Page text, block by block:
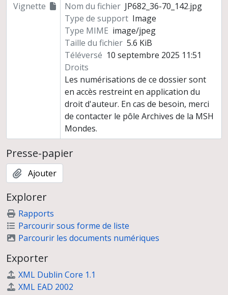
Vignette
Nom du fichier JP682_36-70_142.jpg
Type de support Image
Type MIME image/jpeg
Taille du fichier 5.6 KiB
Téléversé 10 septembre 2025 11:51
Droits
Les numérisations de ce dossier sont
en accès restreint en application du
droit d'auteur. En cas de besoin, merci
de contacter le pôle Archives de la MSH
Mondes.
Presse-papier
Ajouter
Explorer
Rapports
Parcourir sous forme de liste
Parcourir les documents numériques
Exporter
XML Dublin Core 1.1
XML EAD 2002